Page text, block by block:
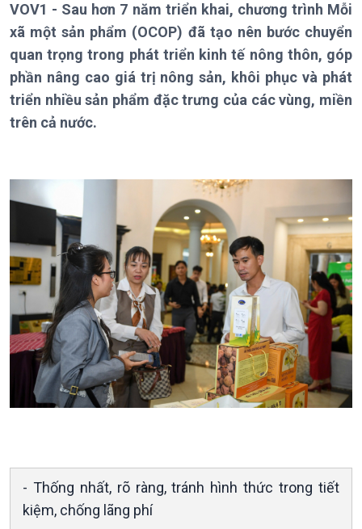
Bản tin
Chuyên mục
Theo dòng Thời sự
Tin Chính trị
Chính phủ với người dân
Quốc hội với cử tri
Xây dựng đảng
Đảng trong cuộc sống
Nhận diện sự thật
Pháp luật và đời sống
Tin thế giới
Vấn đề quốc tế
Hồ sơ sự kiện quốc tế
Thế giới & Việt Nam
Biên cương - Một dải vững
bền
Kinh tế
Sức sống hàng Việt
Khởi nghiệp
Tuyên chiến với gian lận
Nông nghiệp & Biển đảo
Biển đảo Việt Nam
Tâm tình biên giới và hải
VOV1 - Sau hơn 7 năm triển khai, chương trình Mỗi
xã một sản phẩm (OCOP) đã tạo nên bước chuyển
quan trọng trong phát triển kinh tế nông thôn, góp
phần nâng cao giá trị nông sản, khôi phục và phát
triển nhiều sản phẩm đặc trưng của các vùng, miền
trên cả nước.
- Thống nhất, rõ ràng, tránh hình thức trong tiết
kiệm, chống lãng phí